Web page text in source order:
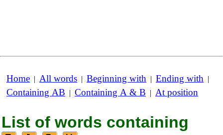
Home | All words | Beginning with | Ending with |
Containing AB | Containing A & B | At position
List of words containing